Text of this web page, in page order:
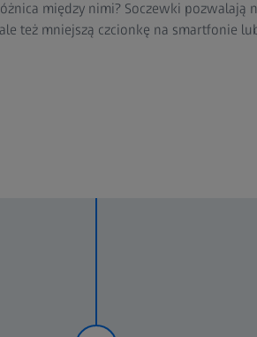
między nimi? Soczewki pozwalają
też mniejszą czcionkę na smartfonie